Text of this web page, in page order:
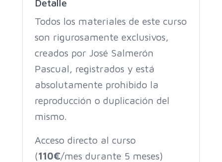
Detalle
Todos los materiales de este curso
son rigurosamente exclusivos,
creados por José Salmerón
Pascual, registrados y está
absolutamente prohibido la
reproducción o duplicación del
mismo.
Acceso directo al curso
(110€/mes durante 5 meses)